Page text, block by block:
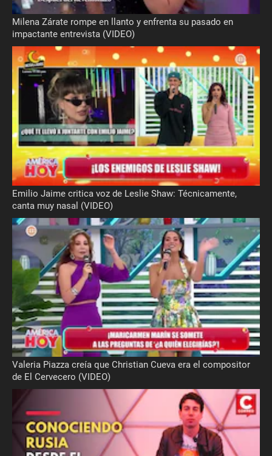
Milena Zárate rompe en llanto y enfrenta su pasado en
impactante entrevista (VIDEO)
Emilio Jaime critica voz de Leslie Shaw: Técnicamente,
canta muy nasal (VIDEO)
Valeria Piazza creía que Christian Cueva era el compositor
de El Cervecero (VIDEO)